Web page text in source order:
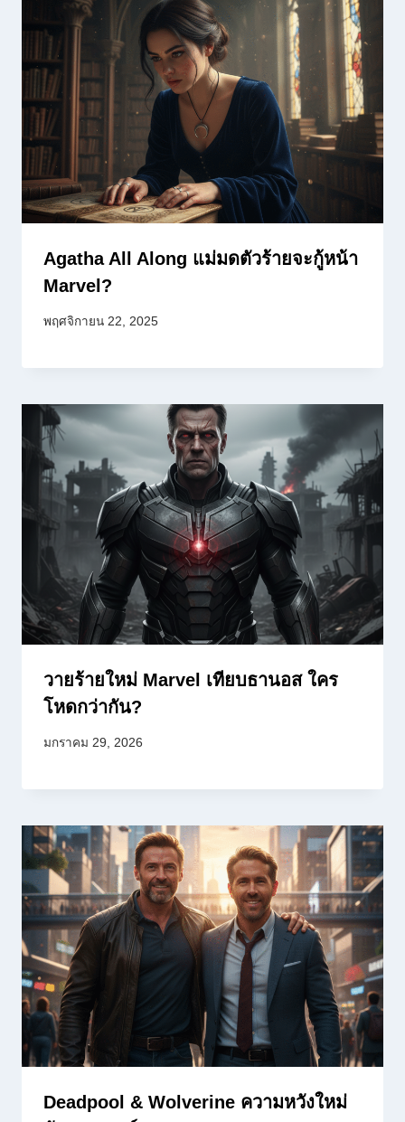
Agatha All Along แม่มดตัวร้ายจะกู้หน้า
Marvel?
พฤศจิกายน 22, 2025
วายร้ายใหม่ Marvel เทียบธานอส ใคร
โหดกว่ากัน?
มกราคม 29, 2026
Deadpool & Wolverine ความหวังใหม่